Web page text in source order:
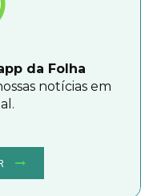
da Folha
notícias em